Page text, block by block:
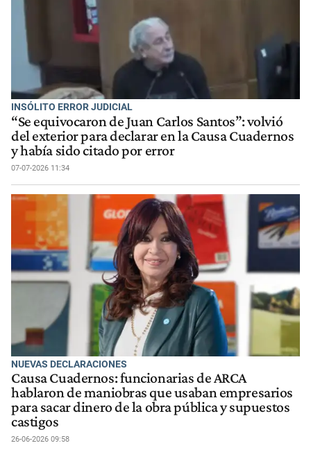
INSÓLITO ERROR JUDICIAL
“Se equivocaron de Juan Carlos Santos”: volvió
del exterior para declarar en la Causa Cuadernos
y había sido citado por error
07-07-2026 11:34
NUEVAS DECLARACIONES
Causa Cuadernos: funcionarias de ARCA
hablaron de maniobras que usaban empresarios
para sacar dinero de la obra pública y supuestos
castigos
26-06-2026 09:58